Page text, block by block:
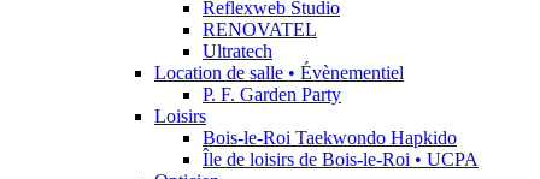
Reflexweb Studio
RENOVATEL
Ultratech
Location de salle • Évènementiel
P. F. Garden Party
Loisirs
Bois-le-Roi Taekwondo Hapkido
Île de loisirs de Bois-le-Roi • UCPA